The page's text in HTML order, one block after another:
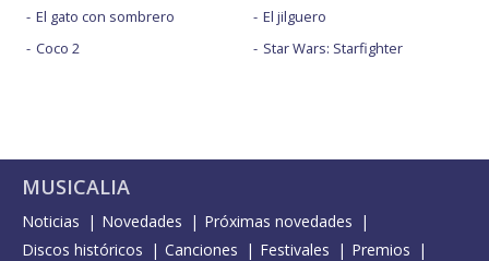
El gato con sombrero
Coco 2
El jilguero
Star Wars: Starfighter
MUSICALIA
Noticias Novedades
Próximas novedades
Discos históricos
Canciones Festivales
Premios